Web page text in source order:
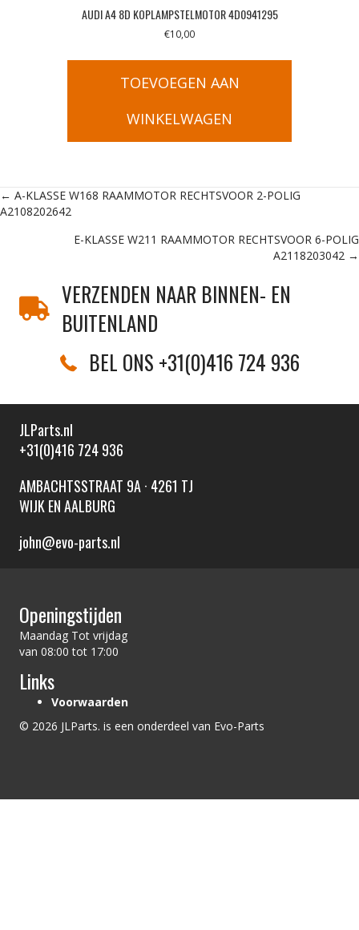
AUDI A4 8D KOPLAMPSTELMOTOR 4D0941295
€10,00
TOEVOEGEN AAN
WINKELWAGEN
Posts
navigation
← A-KLASSE W168 RAAMMOTOR RECHTSVOOR 2-POLIG
A2108202642
E-KLASSE W211 RAAMMOTOR RECHTSVOOR 6-POLIG
A2118203042 →
VERZENDEN NAAR BINNEN- EN
BUITENLAND
BEL ONS +31(0)416 724 936
JLParts.nl
+31(0)416 724 936
AMBACHTSSTRAAT 9A · 4261 TJ
WIJK EN AALBURG
john@evo-parts.nl
Openingstijden
Maandag Tot vrijdag
van 08:00 tot 17:00
Links
Voorwaarden
© 2026 JLParts. is een onderdeel van Evo-Parts